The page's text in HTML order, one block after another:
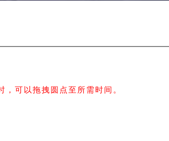
可以拖拽圆点至所需时间。